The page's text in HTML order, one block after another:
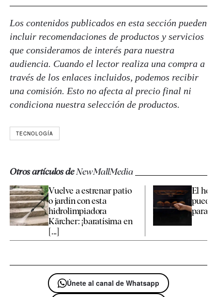
Los contenidos publicados en esta sección pueden
incluir recomendaciones de productos y servicios
que consideramos de interés para nuestra
audiencia. Cuando el lector realiza una compra a
través de los enlaces incluidos, podemos recibir
una comisión. Esto no afecta al precio final ni
condiciona nuestra selección de productos.
TECNOLOGÍA
Otros artículos deNewMallMedia
Vuelve a estrenar patio
o jardín con esta
hidrolimpiadora
Kärcher: ¡baratísima en
[...]
El
para
Únete al canal de Whatsapp